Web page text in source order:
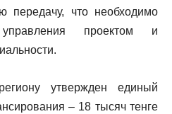
передачу, что необходимо
проектом и
утвержден единый
– 18 тысяч тенге